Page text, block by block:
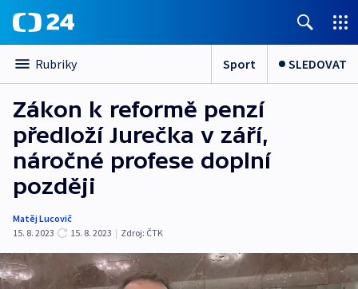
Rubriky Sport SLEDOVAT
Zákon k reformě penzí
předloží Jurečka v září,
náročné profese doplní
později
Matěj Lucovič
15. 8. 2023
15. 8. 2023 | Zdroj: ČTK